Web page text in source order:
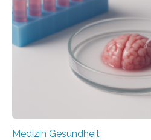
Herzbelastung und des
Rhythmusstörungen
hypertrophe Kardiomyopathie
erblich bedingte
sich die linke Herzkammer
stark kontrahiert…
Medizin Gesundheit